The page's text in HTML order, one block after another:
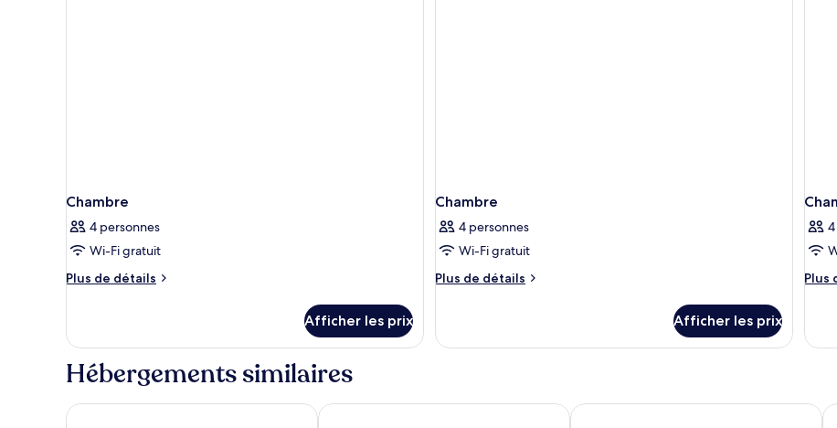
Chambre
4 personnes
Wi-Fi gratuit
Plus de détails
Plus
Chambre
Afficher les prix
Chambre
4 personnes
Wi-Fi gratuit
Plus de détails
Plus
Chambre
Afficher les prix
Plus
Plus
Hébergements similaires
Premier Inn München City Schwabing Holiday Inn Express Munich North by IHGThe Rilano Hotel Munich, Trademark